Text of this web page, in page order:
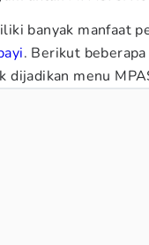
banyak manfaat
. Berikut beberapa
dijadikan menu